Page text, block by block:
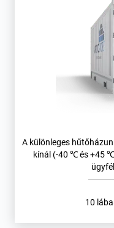
A különleges
kínál (-40 ℃ és +45
10